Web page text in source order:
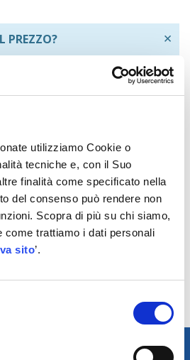
utilizziamo Cookie o
tecniche e, con il Suo
finalità come specificato nella
del consenso può rendere non
Scopra di più su chi siamo,
come trattiamo i dati personali
sito’.
PREZZO? ×